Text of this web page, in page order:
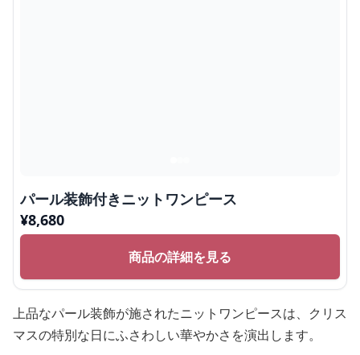
パール装飾付きニットワンピース
¥8,680
商品の詳細を見る
上品なパール装飾が施されたニットワンピースは、クリス
マスの特別な日にふさわしい華やかさを演出します。